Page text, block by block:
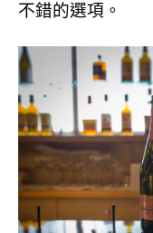
不錯的選項。